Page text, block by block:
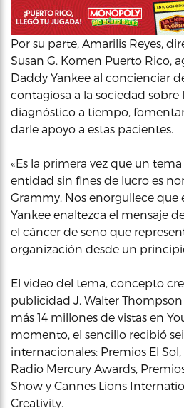
Por su parte, Amarilis Reyes,
Susan G. Komen Puerto Rico,
Daddy Yankee al concienciar
contagiosa a la sociedad
diagnóstico a tiempo,
darle apoyo a estas pacientes.
«Es la primera vez que un
entidad sin fines de lucro es
Grammy. Nos enorgullece que
Yankee enaltezca el mensaje
el cáncer de seno que
organización desde un
El video del tema, concepto
publicidad J. Walter
más 14 millones de vistas en
momento, el sencillo recibió
internacionales: Premios El
Radio Mercury Awards,
Show y Cannes Lions
Creativity.